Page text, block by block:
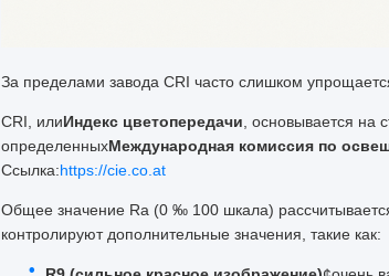
За пределами завода CRI часто слишком
CRI, илиИндекс цветопередачи , основывается на
определенныхМеждународная комиссия по
Ссылка:https://cie.co.at
Общее значение Ra (0 ‰ 100 шкала)
контролируют дополнительные значения, такие как: